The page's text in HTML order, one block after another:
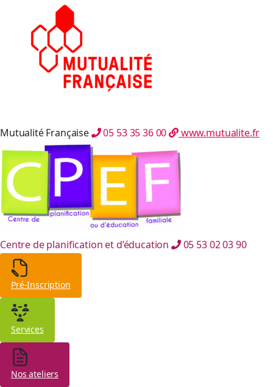
Mutualité Française 05 53 35 36 00 www.mutualite.fr
Centre de planification et d’éducation 05 53 02 03 90
Pré-Inscription
Services
Nos ateliers